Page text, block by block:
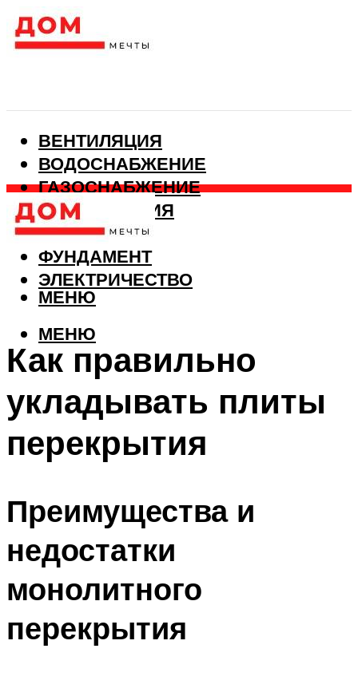
ВЕНТИЛЯЦИЯ
ВОДОСНАБЖЕНИЕ
ГАЗОСНАБЖЕНИЕ
КАНАЛИЗАЦИЯ
ОТОПЛЕНИЕ
ФУНДАМЕНТ
ЭЛЕКТРИЧЕСТВО
МЕНЮ
МЕНЮ
Как правильно
укладывать плиты
перекрытия
Преимущества и
недостатки
монолитного
перекрытия